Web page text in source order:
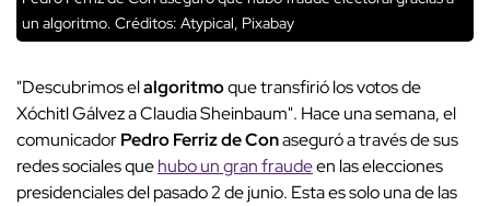
un algoritmo. Créditos: Atypical, Pixabay
"Descubrimos elalgoritmoque transfirió los votos de
Xóchitl Gálvez a Claudia Sheinbaum". Hace una semana, el
comunicadorPedro Ferriz de Conaseguró a través de sus
redes sociales quehubo un gran fraudeen las elecciones
presidenciales del pasado 2 de junio. Esta es solo una de las